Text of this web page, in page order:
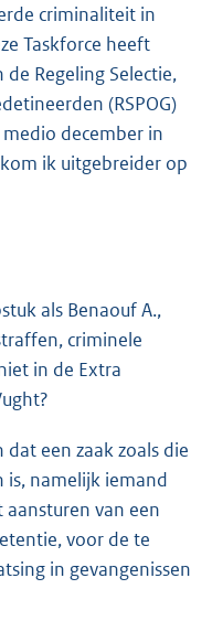
criminaliteit in
Taskforce heeft
Regeling Selectie,
(RSPOG)
medio december in
ik uitgebreider op
als Benaouf A.,
criminele
in de Extra
een zaak zoals die
is, namelijk iemand
van een
voor de te
in gevangenissen